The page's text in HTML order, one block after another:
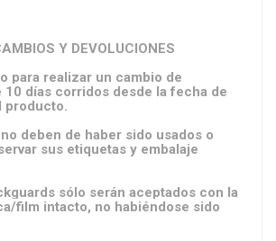
Y DEVOLUCIONES
para realizar un cambio de
10 días corridos desde la fecha de
producto.
deben de haber sido usados o
sus etiquetas y embalaje
sólo serán aceptados con la
film intacto, no habiéndose sido